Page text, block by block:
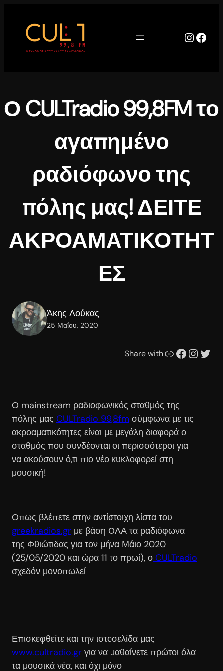
περιεχόμενο
Ο CULTradio 99,8FM το
αγαπημένο
ραδιόφωνο της
πόλης μας! ΔΕΙΤΕ
ΑΚΡΟΑΜΑΤΙΚΟΤΗΤ
ΕΣ
Άκης Λούκας
25 Μαΐου, 2020
Share withΣυνδέσμου Facebook Instagram Twitter
Ο mainstream ραδιοφωνικός σταθμός της
πόλης μας CULTradio 99,8fm σύμφωνα με τις
ακροαματικότητες είναι με μεγάλη διαφορά ο
σταθμός που συνδέονται οι περισσότεροι για
να ακούσουν ό,τι πιο νέο κυκλοφορεί στη
μουσική!
Οπως βλέπετε στην αντίστοιχη λίστα του
greekradios.gr με βάση ΟΛΑ τα ραδιόφωνα
της Φθιώτιδας για τον μήνα Μάιο 2020
(25/05/2020 και ώρα 11 το πρωί), ο CULTradio
σχεδόν μονοπωλεί
Επισκεφθείτε και την ιστοσελίδα μας
www.cultradio.gr για να μαθαίνετε πρώτοι όλα
τα μουσικά νέα, και όχι μόνο